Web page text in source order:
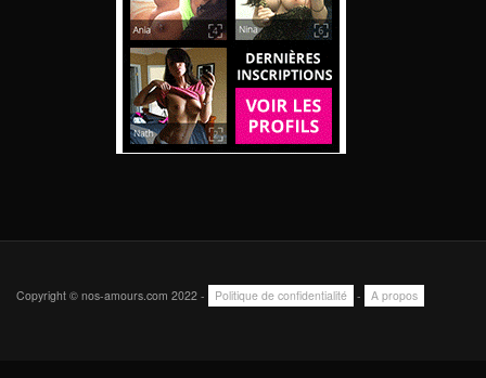
Copyright © nos-amours.com 2022 - Politique de confidentialité - A propos